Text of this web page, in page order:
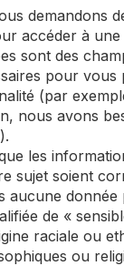
demandons
accéder à
sont des
pour
(par
nous avons
les
sujet soient
aucune donnée
de «
raciale ou
ou